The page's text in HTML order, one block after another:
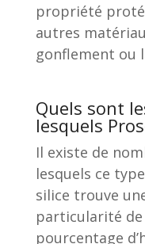
propriété
autres
gonflement ou
Quels sont
lesquels
Il existe de
lesquels ce
silice trouve
particularité
pourcentage